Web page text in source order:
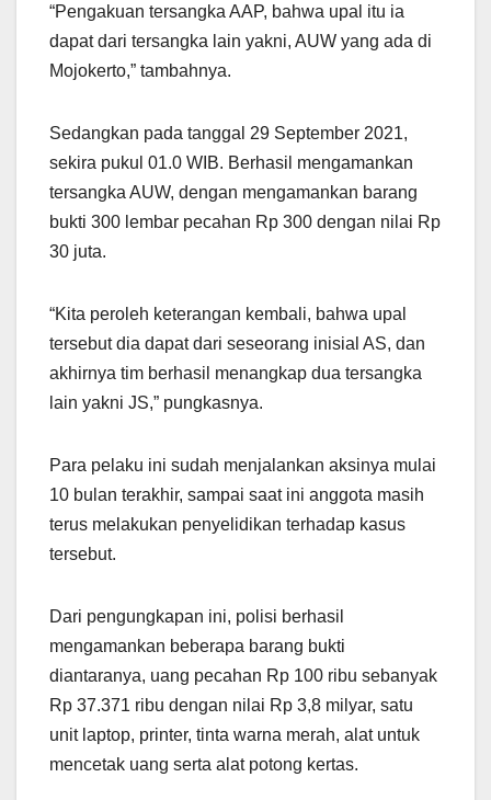
“Pengakuan tersangka AAP, bahwa upal itu ia
dapat dari tersangka lain yakni, AUW yang ada di
Mojokerto,” tambahnya.
Sedangkan pada tanggal 29 September 2021,
sekira pukul 01.0 WIB. Berhasil mengamankan
tersangka AUW, dengan mengamankan barang
bukti 300 lembar pecahan Rp 300 dengan nilai Rp
30 juta.
“Kita peroleh keterangan kembali, bahwa upal
tersebut dia dapat dari seseorang inisial AS, dan
akhirnya tim berhasil menangkap dua tersangka
lain yakni JS,” pungkasnya.
Para pelaku ini sudah menjalankan aksinya mulai
10 bulan terakhir, sampai saat ini anggota masih
terus melakukan penyelidikan terhadap kasus
tersebut.
Dari pengungkapan ini, polisi berhasil
mengamankan beberapa barang bukti
diantaranya, uang pecahan Rp 100 ribu sebanyak
Rp 37.371 ribu dengan nilai Rp 3,8 milyar, satu
unit laptop, printer, tinta warna merah, alat untuk
mencetak uang serta alat potong kertas.